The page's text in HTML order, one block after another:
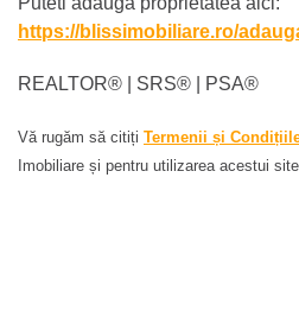
https://blissimobiliare.ro/
REALTOR®️ | SRS®️ | PSA®️
Vă rugăm să citiți Termenii și
Imobiliare și pentru utilizarea acestui site